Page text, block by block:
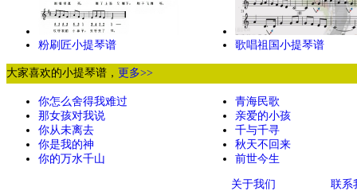
粉刷匠小提琴谱 歌唱祖国小提琴谱
大家喜欢的小提琴谱， 更多>>
你怎么舍得我难过
那女孩对我说
你从未离去
你是我的神
你的万水千山
青海民歌
亲爱的小孩
千与千寻
秋天不回来
前世今生
关于我们 联系